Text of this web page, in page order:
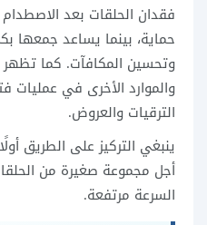
فقدان الحلقات بعد
حماية، بينما يساعد جمعها
وتحسين المكافآت. كما تظهر
والموارد الأخرى في عمليات
الترقيات والعروض.
ينبغي التركيز على الطريق
أجل مجموعة صغيرة من
السرعة مرتفعة.